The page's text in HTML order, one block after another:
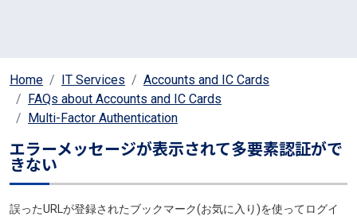
Home IT Services
Accounts and IC Cards
FAQs about Accounts and IC Cards
Multi-Factor Authentication
エラーメッセージが表示されて多要素認証がで
きない
誤ったURLが登録されたブックマーク(お気に入り)を使ってログイ